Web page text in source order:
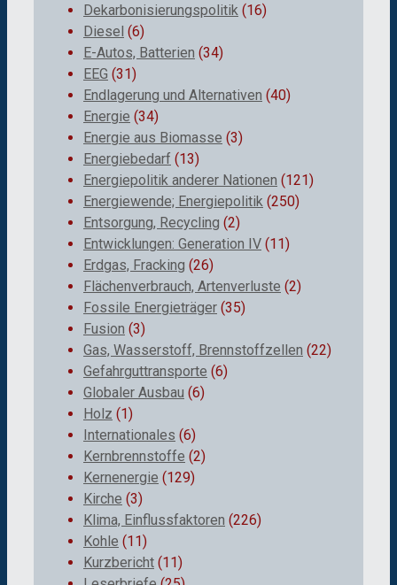
Dekarbonisierungspolitik (16)
Diesel (6)
E-Autos, Batterien (34)
EEG (31)
Endlagerung und Alternativen (40)
Energie (34)
Energie aus Biomasse (3)
Energiebedarf (13)
Energiepolitik anderer Nationen (121)
Energiewende; Energiepolitik (250)
Entsorgung, Recycling (2)
Entwicklungen: Generation IV (11)
Erdgas, Fracking (26)
Flächenverbrauch, Artenverluste (2)
Fossile Energieträger (35)
Fusion (3)
Gas, Wasserstoff, Brennstoffzellen (22)
Gefahrguttransporte (6)
Globaler Ausbau (6)
Holz (1)
Internationales (6)
Kernbrennstoffe (2)
Kernenergie (129)
Kirche (3)
Klima, Einflussfaktoren (226)
Kohle (11)
Kurzbericht (11)